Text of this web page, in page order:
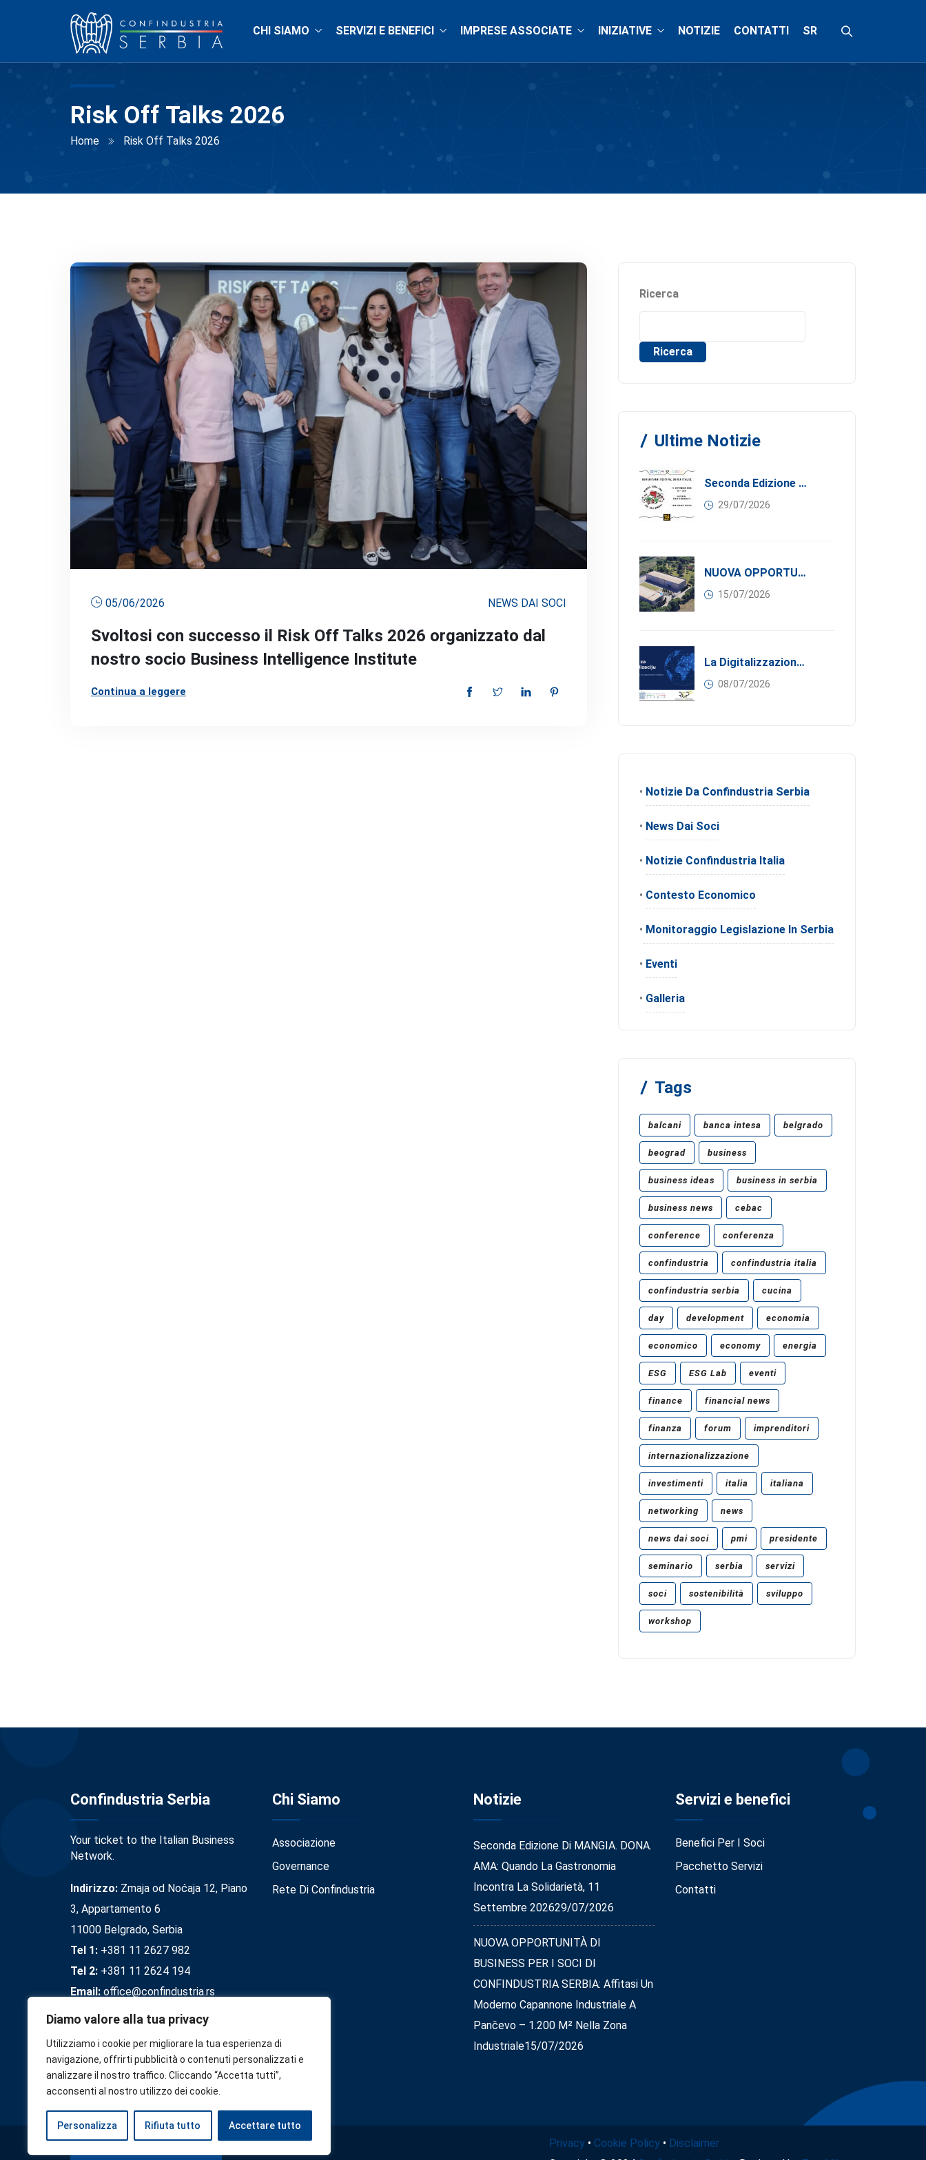
Diamo valore alla tua privacy
Utilizziamo i cookie per migliorare la tua esperienza di
navigazione, offrirti pubblicità o contenuti personalizzati e
analizzare il nostro traffico. Cliccando “Accetta tutti”,
acconsenti al nostro utilizzo dei cookie.
Personalizza Rifiuta tutto Accettare tutto
CHI SIAMO SERVIZI E BENEFICI IMPRESE ASSOCIATE INIZIATIVE NOTIZIE CONTATTI SR
Risk Off Talks 2026
Home Risk Off Talks 2026
05/06/2026 NEWS DAI SOCI
Svoltosi con successo il Risk Off Talks 2026 organizzato dal
nostro socio Business Intelligence Institute
Continua a leggere
Ricerca
Ricerca
Ultime Notizie
Seconda Edizione Di MANGIA. DONA. AMA: Quando La Gastronomia Incontra La Solidarietà, 11 Settembre 2026
29/07/2026
NUOVA OPPORTUNITÀ DI BUSINESS PER I SOCI DI CONFINDUSTRIA SERBIA: Affitasi Un Moderno Capannone Industriale A Pančevo – 1.200 M² Nella Zona Industriale
15/07/2026
La Digitalizzazione Come Motore Dell’internazionalizzazione
08/07/2026
• Notizie Da Confindustria Serbia
• News Dai Soci
• Notizie Confindustria Italia
• Contesto Economico
• Monitoraggio Legislazione In Serbia
• Eventi
• Galleria
Tags
balcani banca intesa belgrado
beograd business
business ideas business in serbia
business news cebac
conference conferenza
confindustria confindustria italia
confindustria serbia cucina
day development economia
economico economy energia
ESG ESG Lab eventi
finance financial news
finanza forum imprenditori
internazionalizzazione
investimenti italia italiana
networking news
news dai soci pmi presidente
seminario serbia servizi
soci sostenibilità sviluppo
workshop
Confindustria Serbia
Your ticket to the Italian Business
Network.
Indirizzo: Zmaja od Noćaja 12, Piano
3, Appartamento 6
11000 Belgrado, Serbia
Tel 1: +381 11 2627 982
Tel 2: +381 11 2624 194
Email: office@confindustria.rs
Chi Siamo
Associazione
Governance
Rete Di Confindustria
Notizie
Seconda Edizione Di MANGIA. DONA.
AMA: Quando La Gastronomia
Incontra La Solidarietà, 11
Settembre 202629/07/2026
NUOVA OPPORTUNITÀ DI
BUSINESS PER I SOCI DI
CONFINDUSTRIA SERBIA: Affitasi Un
Moderno Capannone Industriale A
Pančevo – 1.200 M² Nella Zona
Industriale15/07/2026
Servizi e benefici
Benefici Per I Soci
Pacchetto Servizi
Contatti
Privacy • Cookie Policy • Disclaimer